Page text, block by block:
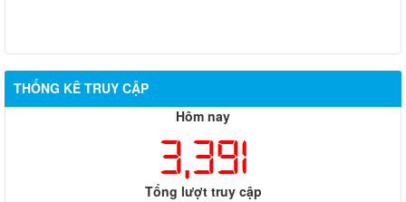
THỐNG KÊ TRUY CẬP
Hôm nay
3,391
Tổng lượt truy cập